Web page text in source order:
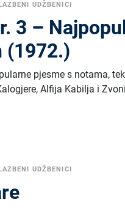
UDŽBENICI
3 –
(1972.)
pjesme s notama,
Alfija Kabilja i
UDŽBENICI